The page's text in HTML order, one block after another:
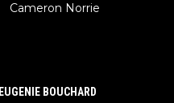
Cameron Norrie
EUGENIE BOUCHARD